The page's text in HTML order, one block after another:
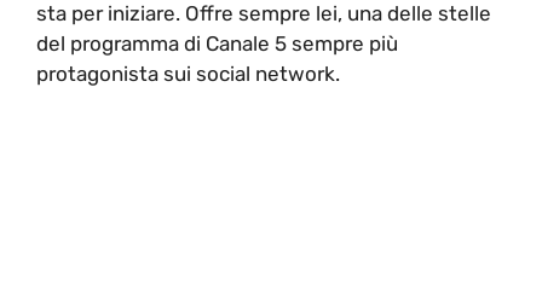
sta per iniziare. Offre sempre lei, una delle stelle
del programma di Canale 5 sempre più
protagonista sui social network.